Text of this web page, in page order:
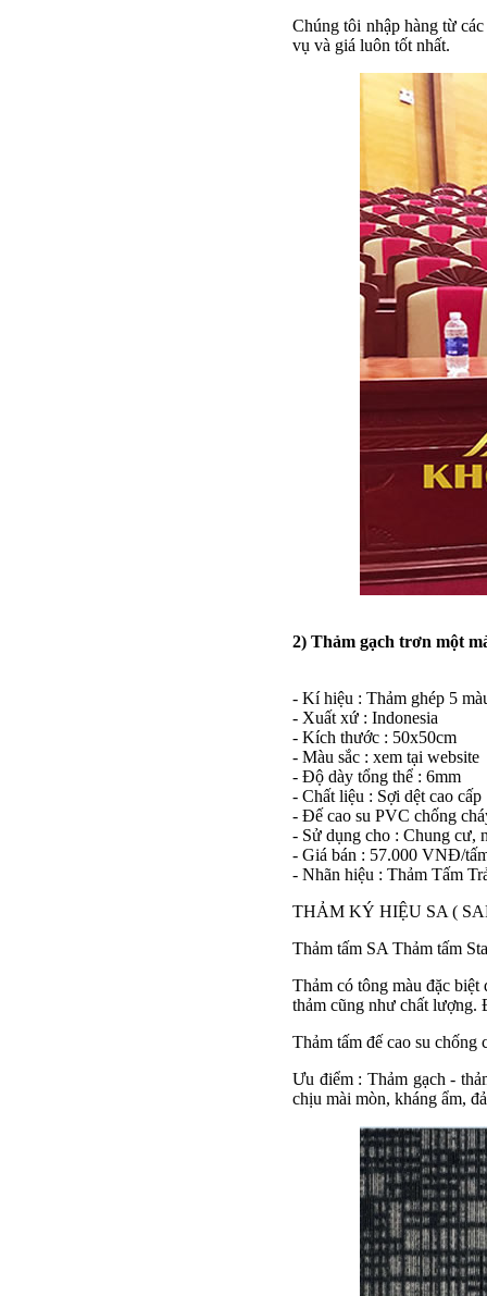
Chúng tôi nhập hàng từ
vụ và giá luôn tốt nhất.
2) Thảm gạch trơn một
- Kí hiệu : Thảm ghép 5
- Xuất xứ : Indonesia
- Kích thước : 50x50cm
- Màu sắc : xem tại website
- Độ dày tổng thể : 6mm
- Chất liệu : Sợi dệt cao cấp
- Đế cao su PVC chống
- Sử dụng cho : Chung cư,
- Giá bán : 57.000 VNĐ/
- Nhãn hiệu : Thảm Tấm
THẢM KÝ HIỆU SA (
Thảm tấm SA Thảm tấm
Thảm có tông màu đặc
thảm cũng như chất lượng.
Thảm tấm đế cao su chống
Ưu điểm : Thảm gạch -
chịu mài mòn, kháng ẩm,